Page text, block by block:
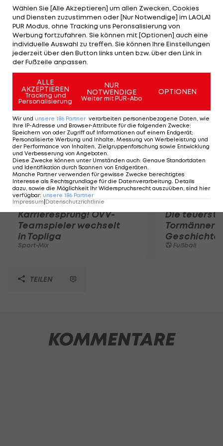
Einsatz kommen und wohl durch Alex de Angelis
aus San Marino ersetzt. "Es war ein großartiges
Wochenende. Ich bin glücklich und freue mich auf
den zweiten Teil meines Lebens", erklärte der 40-
jährige, der künftig im "Texas Tornado Boot Camp"
junge Motorradfahrer ausbildet.
Mehr zum Thema
Karrieresprung! ÖVV-
Teamspieler wechselt
in Topliga
Sport-Mix
Die
Tormänner
Geschichte
Fußball
TEILEN
KOMMENTARE
Wählen Sie [Alle Akzeptieren] um allen Zwecken, Cookies
und Diensten zuzustimmen oder [Nur Notwendige] im LAOLA1
PUR Modus, ohne Tracking uns Peronsalisierung von
Werbung fortzufahren. Sie können mit [Optionen] auch eine
individuelle Auswahl zu treffen. Sie können Ihre Einstellungen
jederzeit über den Button links unten bzw. über den Link in
der Fußzeile anpassen.
ALLE
AKZEPTIEREN
Tracking und
Personalisierung
NUR
NOTWENDIGE
Weiter mit PUR-Abo
OPTIONEN
Wir und unsere 186 Partner verarbeiten personenbezogene Daten, wie
Ihre IP-Adresse und Browser-Attribute für die folgenden Zwecke:
Speichern von oder Zugriff auf Informationen auf einem Endgerät;
Personalisierte Werbung und Inhalte, Messung von Werbeleistung und
der Performance von Inhalten, Zielgruppenforschung sowie Entwicklung
und Verbesserung von Angeboten.
Diese Zwecke können unter Umständen auch: Genaue Standortdaten
und Identifikation durch Scannen von Endgeräten.
Manche Partner verwenden für gewisse Zwecke berechtigtes
Interesse als Rechtsgrundlage für die Datenverarbeitung. Details
dazu, sowie die Möglichkeit Ihr Widerspruchsrecht auszuüben, sind hier
verfügbar: unsere 186 Partner
Impressum Datenschutzrichtlinie